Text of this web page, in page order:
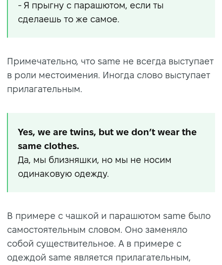
- Я прыгну с парашютом, если ты
сделаешь то же самое.
Примечательно, что same не всегда выступает
в роли местоимения. Иногда слово выступает
прилагательным.
Yes, we are twins, but we don’t wear the
same clothes.
Да, мы близняшки, но мы не носим
одинаковую одежду.
В примере с чашкой и парашютом same было
самостоятельным словом. Оно заменяло
собой существительное. А в примере с
одеждой same является прилагательным,